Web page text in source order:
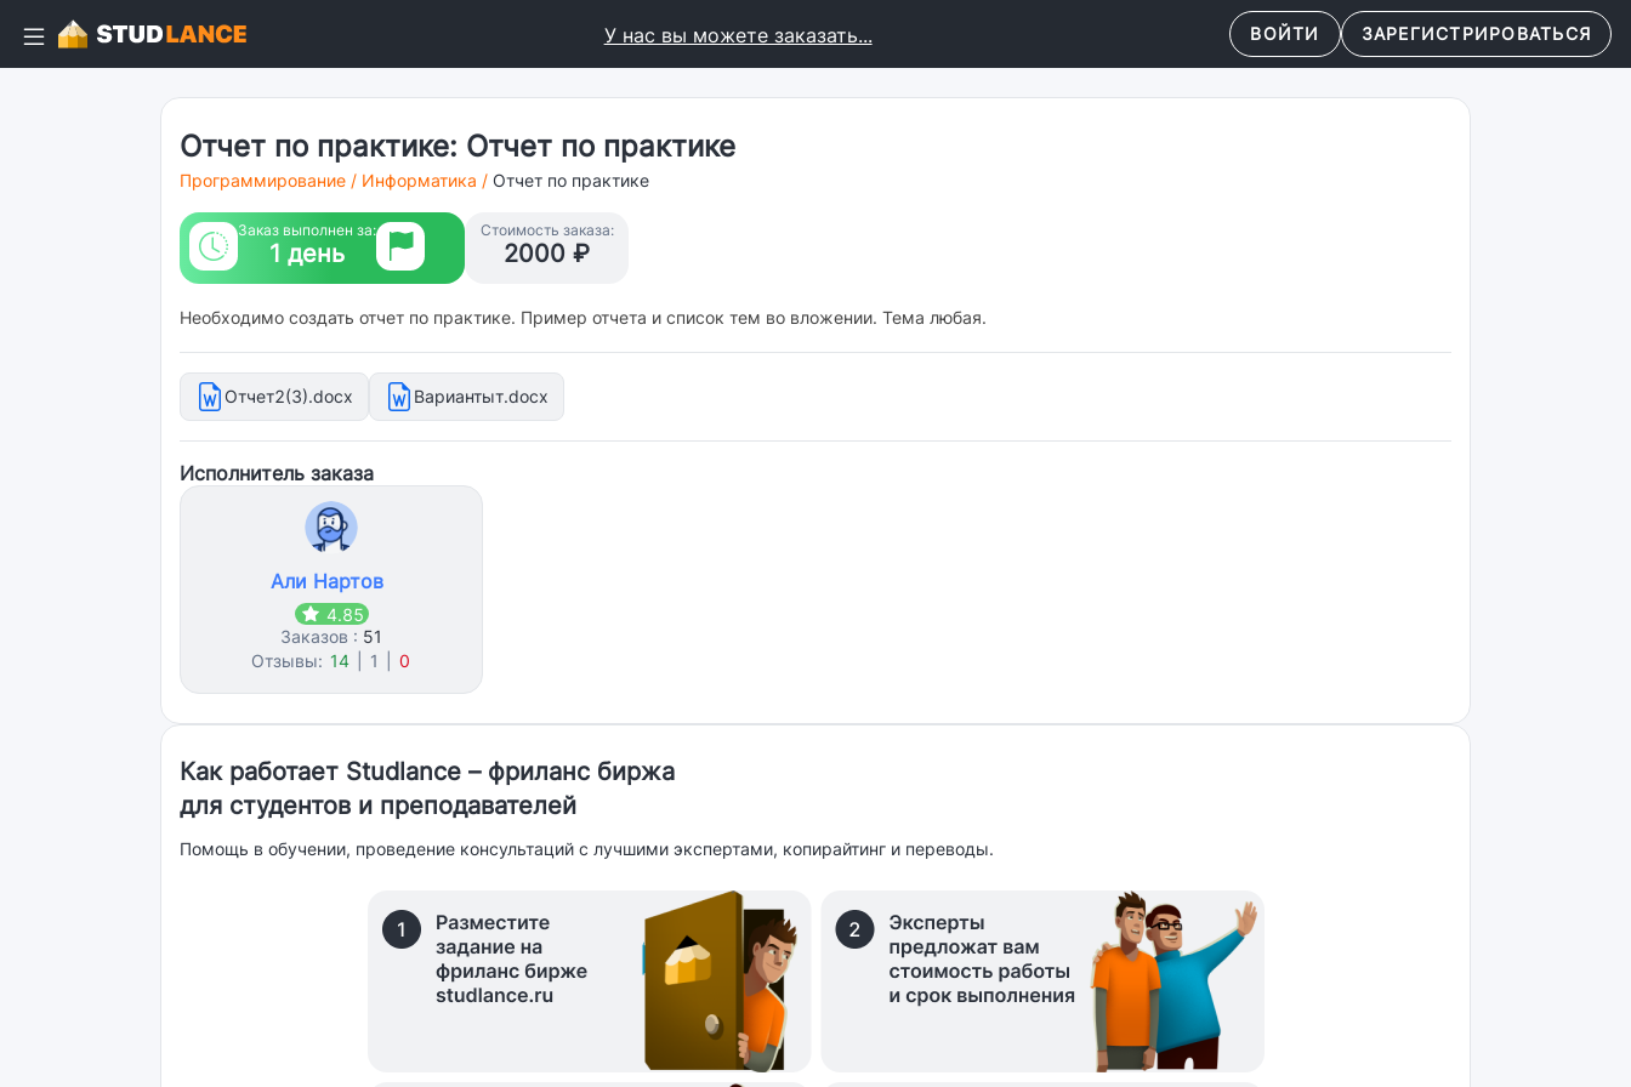
У нас вы можете заказать... ВОЙТИ ЗАРЕГИСТРИРОВАТЬСЯ
Отчет по практике: Отчет по практике
Программирование / Информатика / Отчет по практике
Заказ выполнен за:
1 день
Стоимость заказа:
2000 ₽
Необходимо создать отчет по практике. Пример отчета и список тем во вложении. Тема любая.
Отчет2(3).docx Вариантыт.docx
Исполнитель заказа
Али Нартов
4.85
Заказов : 51
Отзывы: 14 1 0
Как работает Studlance – фриланс биржа
для студентов и преподавателей
Помощь в обучении, проведение консультаций с лучшими экспертами, копирайтинг и переводы.